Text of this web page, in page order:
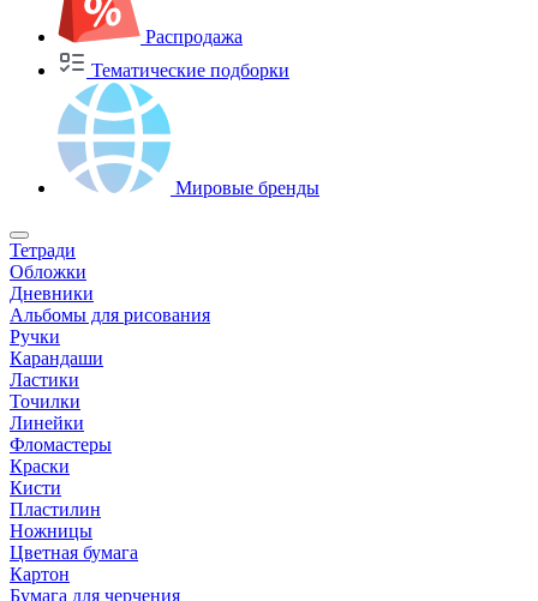
Распродажа
Тематические подборки
Мировые бренды
Тетради
Обложки
Дневники
Альбомы для рисования
Ручки
Карандаши
Ластики
Точилки
Линейки
Фломастеры
Краски
Кисти
Пластилин
Ножницы
Цветная бумага
Картон
Бумага для черчения